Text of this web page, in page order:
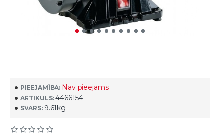
PIEEJAMĪBA: Nav pieejams
ARTIKULS: 4466154
SVARS: 9.61kg